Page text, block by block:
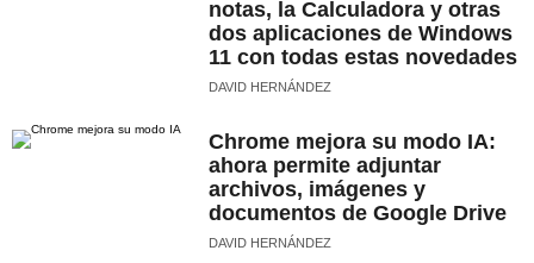
notas, la Calculadora y otras
dos aplicaciones de Windows
11 con todas estas novedades
DAVID HERNÁNDEZ
Chrome mejora su modo IA:
ahora permite adjuntar
archivos, imágenes y
documentos de Google Drive
DAVID HERNÁNDEZ